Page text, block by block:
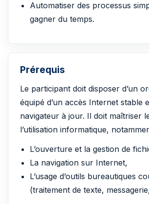
Automatiser des processus
gagner du temps.
Prérequis
Le participant doit disposer d’un
équipé d’un accès Internet stable
navigateur à jour. Il doit maîtriser
l’utilisation informatique,
L’ouverture et la gestion de
La navigation sur Internet,
L’usage d’outils bureautiques
(traitement de texte,